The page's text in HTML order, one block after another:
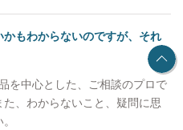
動きは起こってきます。
価格調整機能が十分に
10年という長期的にみ
って上昇していくのが自
さらに、弊社が辿り着
もわからないのですが、それ
を中心とした、ご相談のプロで
、わからないこと、疑問に思